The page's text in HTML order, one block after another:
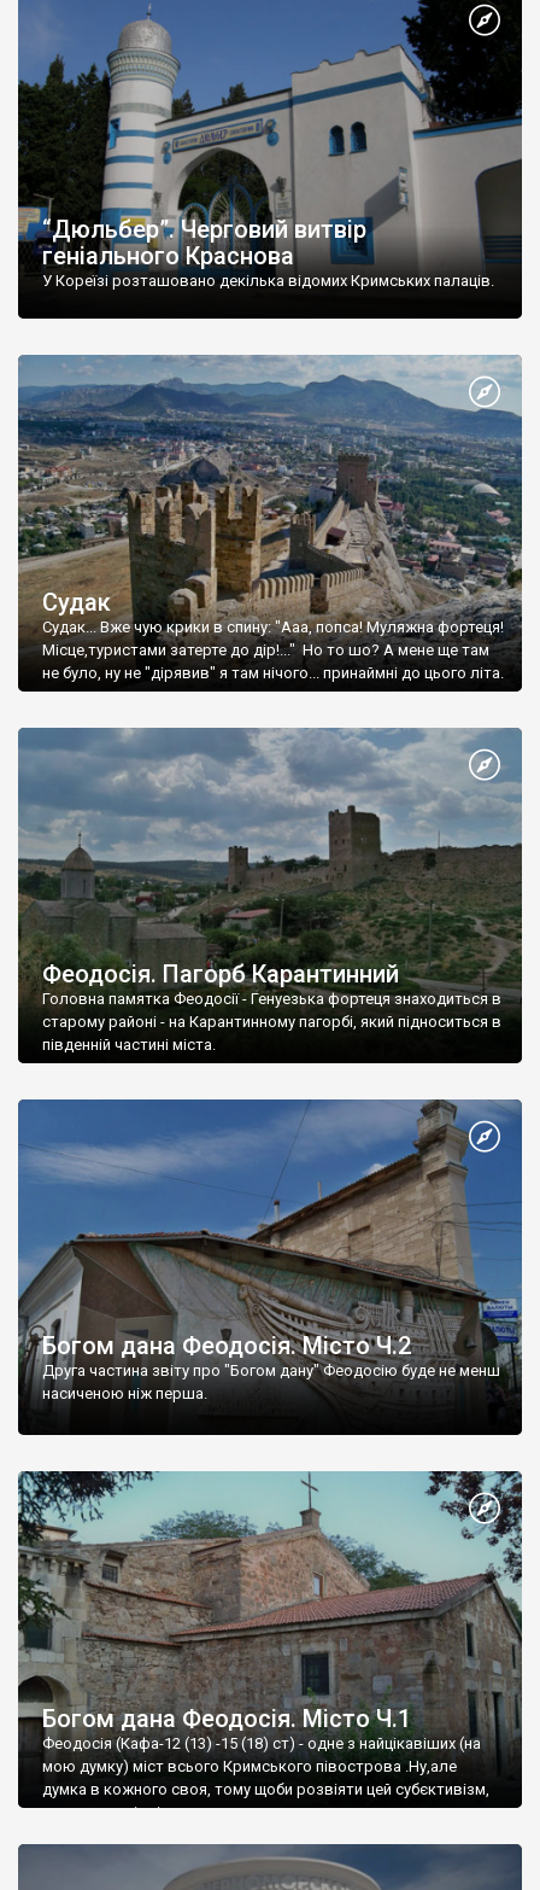
“Дюльбер”. Черговий витвір
геніального Краснова
У Кореїзі розташовано декілька відомих Кримських палаців.
Судак
Судак... Вже чую крики в спину: "Ааа, попса! Муляжна фортеця!
Місце,туристами затерте до дір!..." Но то шо? А мене ще там
не було, ну не "дірявив" я там нічого... принаймні до цього літа.
Феодосія. Пагорб Карантинний
Головна памятка Феодосії - Генуезька фортеця знаходиться в
старому районі - на Карантинному пагорбі, який підноситься в
південній частині міста.
Богом дана Феодосія. Місто Ч.2
Друга частина звіту про "Богом дану" Феодосію буде не менш
насиченою ніж перша.
Богом дана Феодосія. Місто Ч.1
Феодосія (Кафа-12 (13) -15 (18) ст) - одне з найцікавіших (на
мою думку) міст всього Кримського півострова .Ну,але
думка в кожного своя, тому щоби розвіяти цей субєктивізм,
запрошую відвідати це